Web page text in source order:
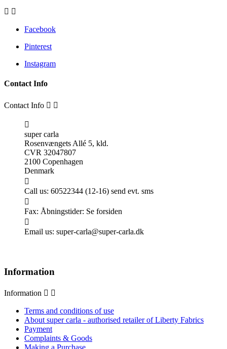
 
Facebook
Pinterest
Instagram
Contact Info
Contact Info  

super carla
Rosenvængets Allé 5, kld.
CVR 32047807
2100 Copenhagen
Denmark

Call us: 60522344 (12-16) send evt. sms

Fax: Åbningstider: Se forsiden

Email us: super-carla@super-carla.dk
Information
Information  
Terms and conditions of use
About super carla - authorised retailer of Liberty Fabrics
Payment
Complaints & Goods
Making a Purchase